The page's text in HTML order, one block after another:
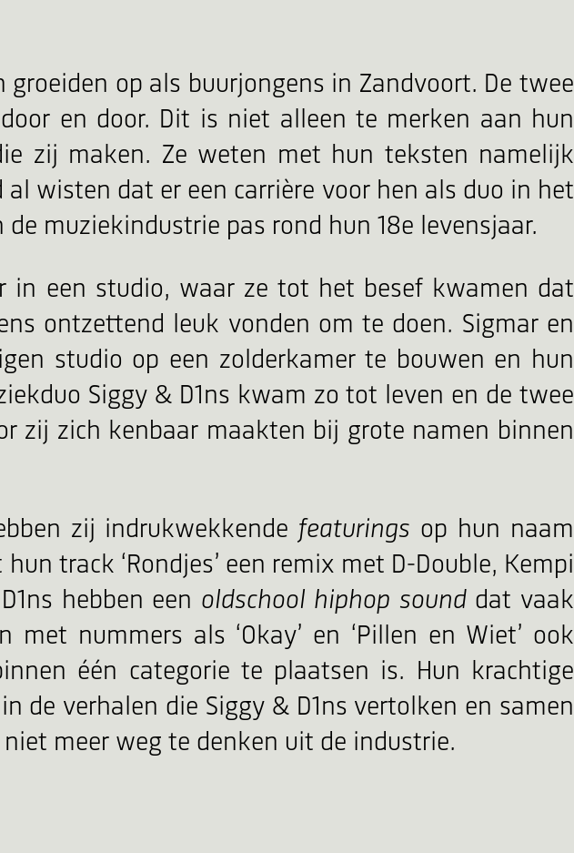
op als buurjongens in Zandvoort. De twee
en door. Dit is niet alleen te merken aan hun
zij maken. Ze weten met hun teksten namelijk
wisten dat er een carrière voor hen als duo in het
muziekindustrie pas rond hun 18e levensjaar.
in een studio, waar ze tot het besef kwamen dat
ontzettend leuk vonden om te doen. Sigmar en
studio op een zolderkamer te bouwen en hun
Siggy & D1ns kwam zo tot leven en de twee
zij zich kenbaar maakten bij grote namen binnen
zij indrukwekkende featurings op hun naam
track ‘Rondjes’ een remix met D-Double, Kempi
hebben een oldschool hiphop sounddat vaak
nummers als ‘Okay’ en ‘Pillen en Wiet’ ook
één categorie te plaatsen is. Hun krachtige
de verhalen die Siggy & D1ns vertolken en samen
meer weg te denken uit de industrie.